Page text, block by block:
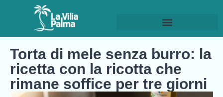
Torta di mele senza burro: la
ricetta con la ricotta che
rimane soffice per tre giorni